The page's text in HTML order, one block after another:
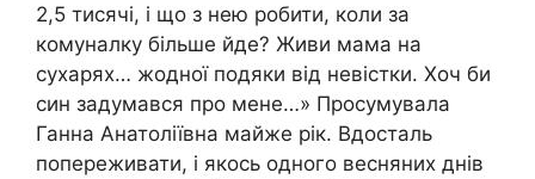
2,5 тисячі, і що з нею робити, коли за
комуналку більше йде? Живи мама на
сухарях… жодної подяки від невістки. Хоч би
син задумався про мене…» Просумувала
Ганна Анатоліївна майже рік. Вдосталь
попереживати, і якось одного весняних днів